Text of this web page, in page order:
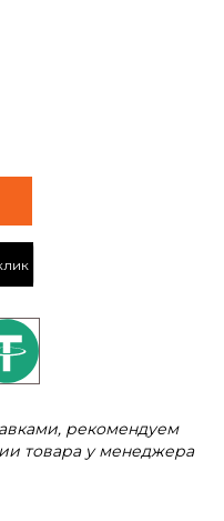
рекомендуем
товара у менеджера